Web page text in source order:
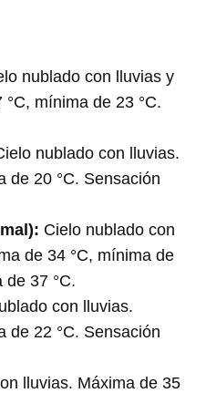
nublado con lluvias y
mínima de 23 °C.
nublado con lluvias.
de 20 °C. Sensación
Cielo nublado con
de 34 °C, mínima de
de 37 °C.
con lluvias.
de 22 °C. Sensación
lluvias. Máxima de 35